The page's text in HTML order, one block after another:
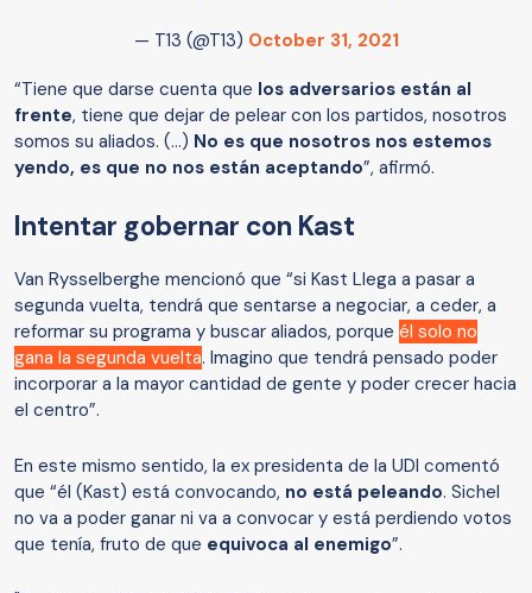
— T13 (@T13) October 31, 2021
“Tiene que darse cuenta que los adversarios están al
frente, tiene que dejar de pelear con los partidos, nosotros
somos su aliados. (...) No es que nosotros nos estemos
yendo, es que no nos están aceptando”, afirmó.
Intentar gobernar con Kast
Van Rysselberghe mencionó que “si Kast Llega a pasar a
segunda vuelta, tendrá que sentarse a negociar, a ceder, a
reformar su programa y buscar aliados, porque él solo no
gana la segunda vuelta. Imagino que tendrá pensado poder
incorporar a la mayor cantidad de gente y poder crecer hacia
el centro”.
En este mismo sentido, la ex presidenta de la UDI comentó
que “él (Kast) está convocando, no está peleando. Sichel
no va a poder ganar ni va a convocar y está perdiendo votos
que tenía, fruto de que equivoca al enemigo”.